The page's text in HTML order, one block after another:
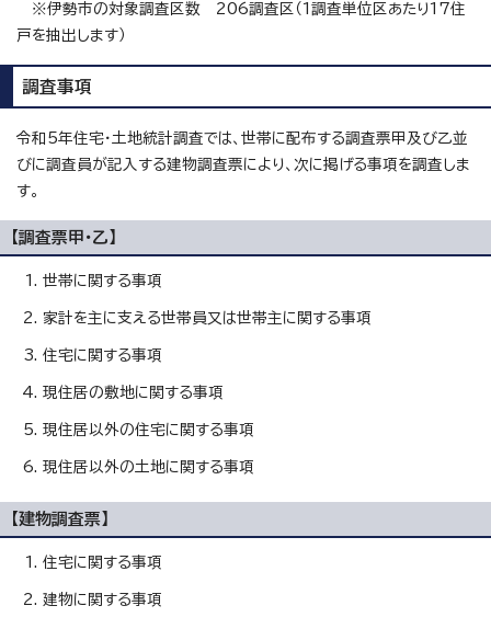
※伊勢市の対象調査区数 206調査区（1調査単位区あたり17住
戸を抽出します）
調査事項
令和5年住宅・土地統計調査では、世帯に配布する調査票甲及び乙並
びに調査員が記入する建物調査票により、次に掲げる事項を調査しま
す。
【調査票甲・乙】
世帯に関する事項
家計を主に支える世帯員又は世帯主に関する事項
住宅に関する事項
現住居の敷地に関する事項
現住居以外の住宅に関する事項
現住居以外の土地に関する事項
【建物調査票】
住宅に関する事項
建物に関する事項